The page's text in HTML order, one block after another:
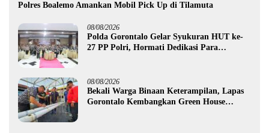
Polres Boalemo Amankan Mobil Pick Up di Tilamuta
08/08/2026
Polda Gorontalo Gelar Syukuran HUT ke-
27 PP Polri, Hormati Dedikasi Para
08/08/2026
Bekali Warga Binaan Keterampilan, Lapas
Gorontalo Kembangkan Green House